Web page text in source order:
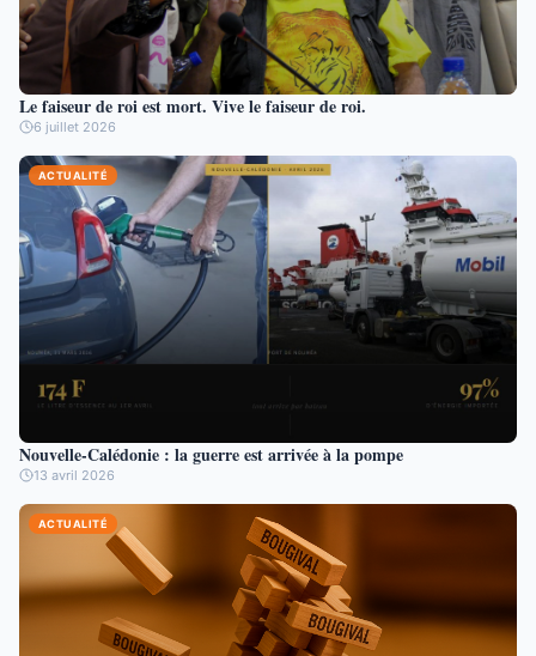
Le faiseur de roi est mort. Vive le faiseur de roi.
6 juillet 2026
ACTUALITÉ
Nouvelle-Calédonie : la guerre est arrivée à la pompe
13 avril 2026
ACTUALITÉ